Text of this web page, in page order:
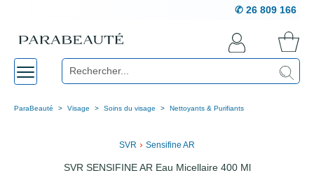
✆ 26 809 166
ParaBeauté Visage Soins du visage Nettoyants & Purifiants
SVR › Sensifine AR
SVR SENSIFINE AR Eau Micellaire 400 Ml